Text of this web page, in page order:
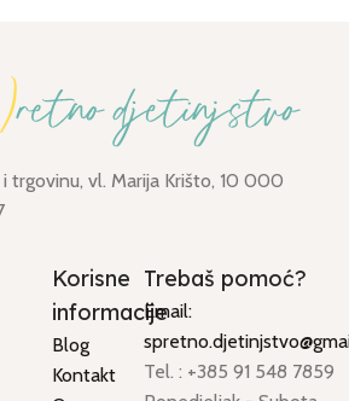
trgovinu, vl. Marija Krišto, 10 000
Korisne
informacije
Blog
Kontakt
Trebaš pomoć?
Email:
Tel. : +385 91 548 7859